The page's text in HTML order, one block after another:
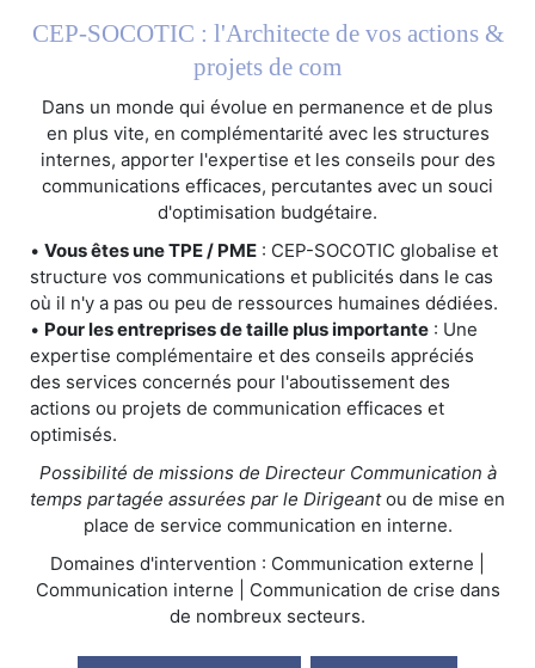
CEP-SOCOTIC : l'Architecte de vos actions &
projets de com
Dans un monde qui évolue en permanence et de plus
en plus vite, en complémentarité avec les structures
internes, apporter l'expertise et les conseils pour des
communications efficaces, percutantes avec un souci
d'optimisation budgétaire.
• Vous êtes une TPE / PME : CEP-SOCOTIC globalise et
structure vos communications et publicités dans le cas
où il n'y a pas ou peu de ressources humaines dédiées.
• Pour les entreprises de taille plus importante : Une
expertise complémentaire et des conseils appréciés
des services concernés pour l'aboutissement des
actions ou projets de communication efficaces et
optimisés.
Possibilité de missions de Directeur Communication à
temps partagée assurées par le Dirigeantou de mise en
place de service communication en interne.
Domaines d'intervention : Communication externe |
Communication interne | Communication de crise dans
de nombreux secteurs.